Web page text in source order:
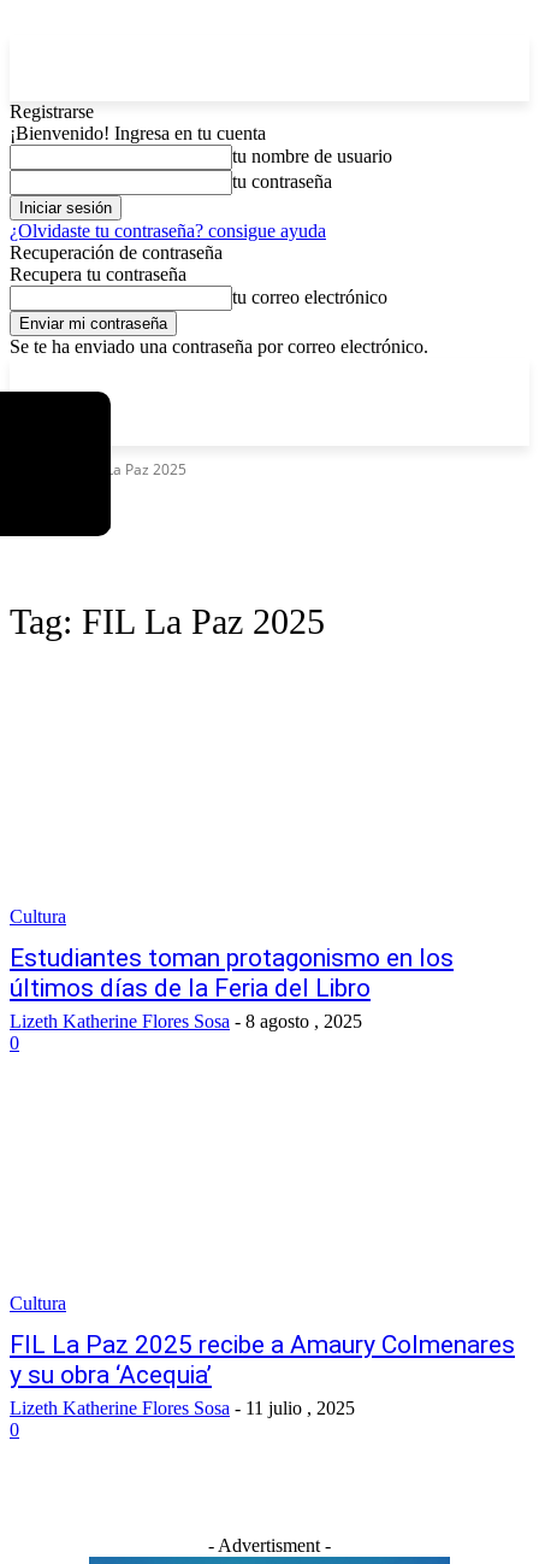
Registrarse
¡Bienvenido! Ingresa en tu cuenta
tu nombre de usuario
tu contraseña
¿Olvidaste tu contraseña? consigue ayuda
Recuperación de contraseña
Recupera tu contraseña
tu correo electrónico
Se te ha enviado una contraseña por correo electrónico.
FIL La Paz 2025
Tag: FIL La Paz 2025
Cultura
Estudiantes toman protagonismo en los
últimos días de la Feria del Libro
Lizeth Katherine Flores Sosa - 8 agosto , 2025
0
Cultura
FIL La Paz 2025 recibe a Amaury Colmenares
y su obra ‘Acequia’
Lizeth Katherine Flores Sosa - 11 julio , 2025
0
- Advertisment -